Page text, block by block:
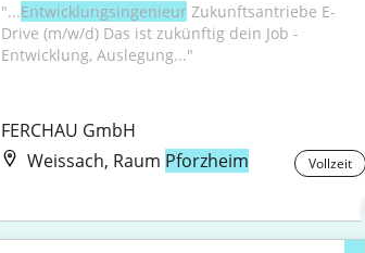
"...Entwicklungsingenieur Zukunftsantriebe E-
Drive (m/w/d) Das ist zukünftig dein Job -
Entwicklung, Auslegung..."
FERCHAU GmbH
Weissach, Raum Pforzheim Vollzeit